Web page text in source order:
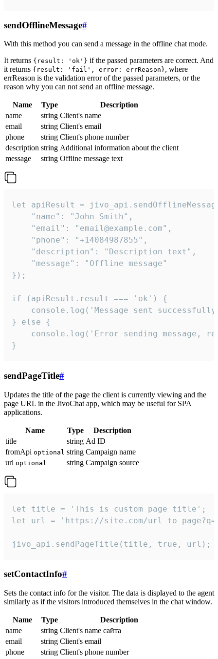
sendOfflineMessage#
With this method you can send a message in the offline chat mode.
It returns {result: 'ok'} if the passed parameters are correct. And
it returns {result: 'fail', error: errReason}, where
errReason is the validation error of the passed parameters, or the
reason why you can not send an offline message.
Name Type
Description
name
string Client's name
email
string Client's email
phone
string Client's phone number
description string Additional information about the client
message
string Offline message text
let apiResult =
    "name": "John Smith",
    "email": "email@example.com",
    "phone": "+14084987855",
    "description": "Description text",
    "message": "Offline message"
});
if (apiResult.result === 'ok') {
console.log('Message sent
} else {
console.log('Error sending message,
}
sendPageTitle#
Updates the title of the page the client is currently viewing and the
page URL in the JivoChat app, which may be useful for SPA
applications.
Name Type
Description
title
string Ad ID
fromApi optional string Campaign name
url optional string Campaign source
let title = 'This is custom page title';
let url = 'https://site.com/
jivo_api.sendPageTitle(title, true, url);
setContactInfo#
Sets the contact info for the visitor. The data is displayed to the agent
similarly as if the visitors introduced themselves in the chat window.
Name Type
Description
name
string Client's name сайта
email
string Client's email
phone
string Client's phone number